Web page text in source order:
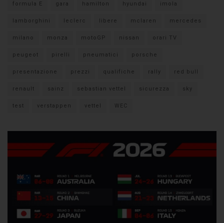
formula E gara hamilton hyundai imola
lamborghini leclerc libere mclaren mercedes
milano monza motoGP nissan orari TV
peugeot pirelli pneumatici porsche
presentazione prezzi qualifiche rally red bull
renault sainz sebastian vettel sicurezza sky
test verstappen vettel WEC